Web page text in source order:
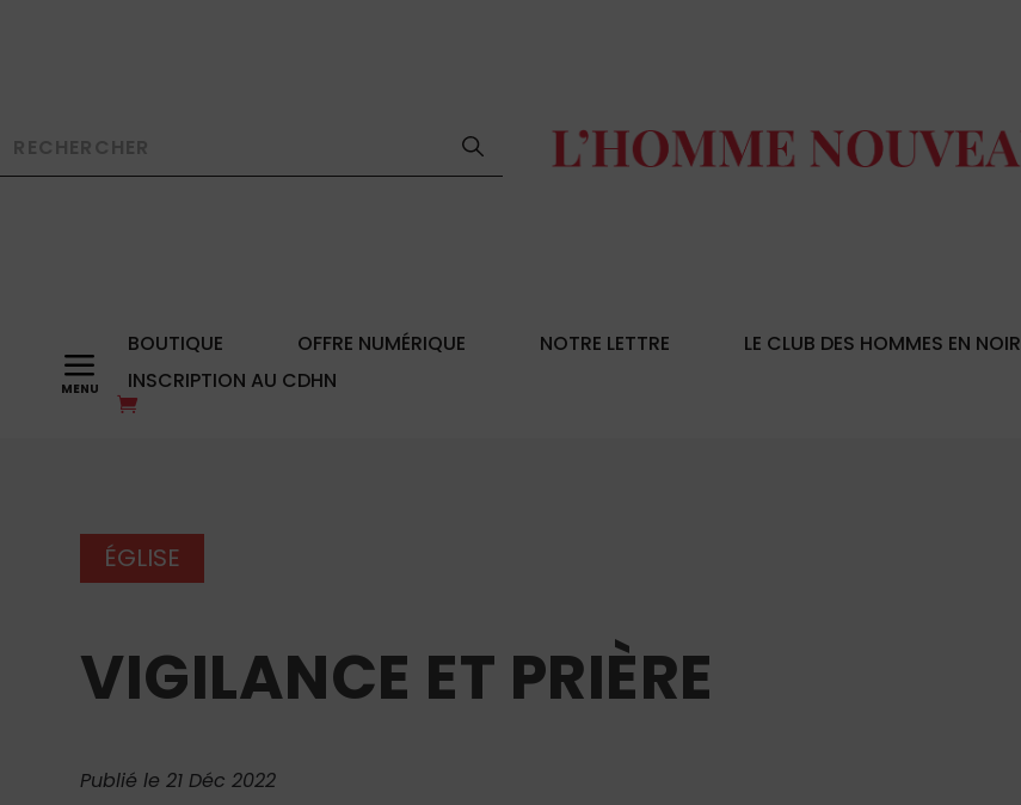
a BOUTIQUE OFFRE NUMÉRIQUE NOTRE LETTRE LE CLUB DES HOMMES EN NOIR
INSCRIPTION AU CDHN
ÉGLISE
VIGILANCE ET PRIÈRE
Publié le 21 Déc 2022